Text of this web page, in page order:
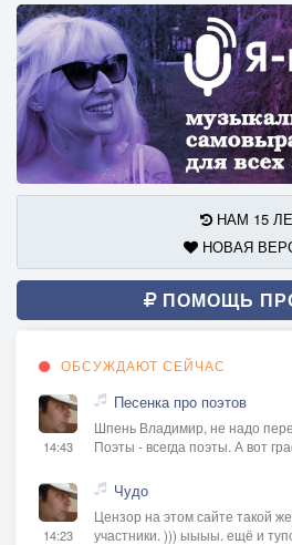
НАМ 15
НОВАЯ
ПОМОЩЬ
ОБСУЖДАЮТ СЕЙЧАС
14:43
Песенка про поэтов
Шпень Владимир, не надо
Поэты - всегда поэты. А вот
14:23
Чудо
Цензор на этом сайте такой
участники. ))) ыыыы. ещё и